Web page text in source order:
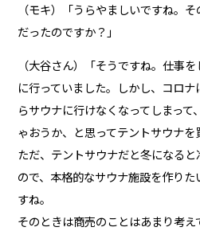
（モキ）「うらやましいですね。
だったのですか？」
（大谷さん）「そうですね。仕事
に行っていました。しかし、コロ
らサウナに行けなくなってしまっ
ゃおうか、と思ってテントサウナを
ただ、テントサウナだと冬になる
ので、本格的なサウナ施設を作り
すね。
そのときは商売のことはあまり考